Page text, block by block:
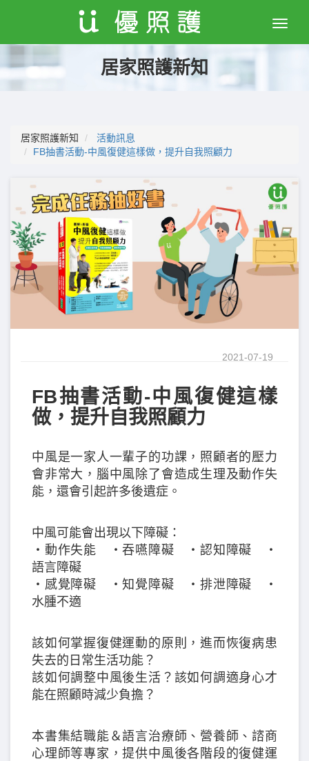
Toggle
居家照護新知
居家照護新知
活動訊息
FB抽書活動-中風復健這樣做，提升自我照顧力
2021-07-19
FB抽書活動-中風復健這樣
做，提升自我照顧力
中風是一家人一輩子的功課，照顧者的壓力
會非常大，腦中風除了會造成生理及動作失
能，還會引起許多後遺症。
中風可能會出現以下障礙：
‧動作失能 ‧吞嚥障礙 ‧認知障礙 ‧
語言障礙
‧感覺障礙 ‧知覺障礙 ‧排泄障礙 ‧
水腫不適
該如何掌握復健運動的原則，進而恢復病患
失去的日常生活功能？
該如何調整中風後生活？該如何調適身心才
能在照顧時減少負擔？
本書集結職能＆語言治療師、營養師、諮商
心理師等專家，提供中風後各階段的復健運